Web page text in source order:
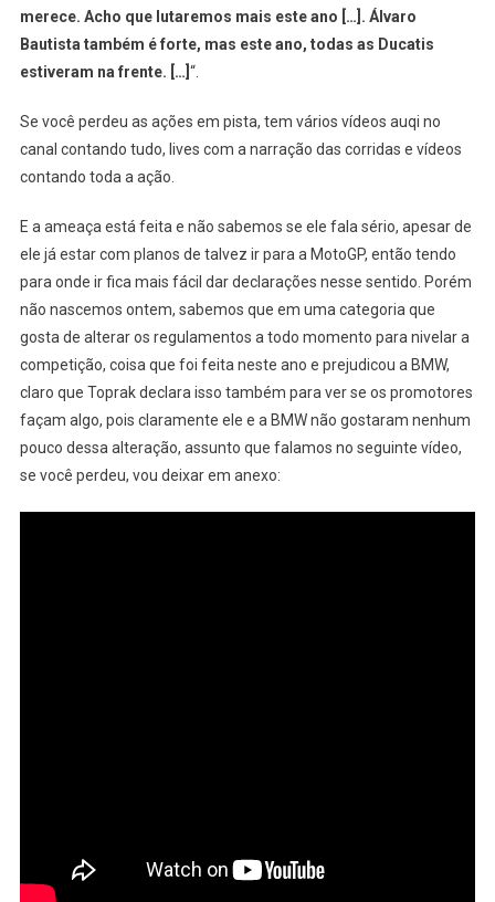
merece. Acho que lutaremos mais este ano […]. Álvaro
Bautista também é forte, mas este ano, todas as Ducatis
estiveram na frente. […] “.
Se você perdeu as ações em pista, tem vários vídeos auqi no
canal contando tudo, lives com a narração das corridas e vídeos
contando toda a ação.
E a ameaça está feita e não sabemos se ele fala sério, apesar de
ele já estar com planos de talvez ir para a MotoGP, então tendo
para onde ir fica mais fácil dar declarações nesse sentido. Porém
não nascemos ontem, sabemos que em uma categoria que
gosta de alterar os regulamentos a todo momento para nivelar a
competição, coisa que foi feita neste ano e prejudicou a BMW,
claro que Toprak declara isso também para ver se os promotores
façam algo, pois claramente ele e a BMW não gostaram nenhum
pouco dessa alteração, assunto que falamos no seguinte vídeo,
se você perdeu, vou deixar em anexo: